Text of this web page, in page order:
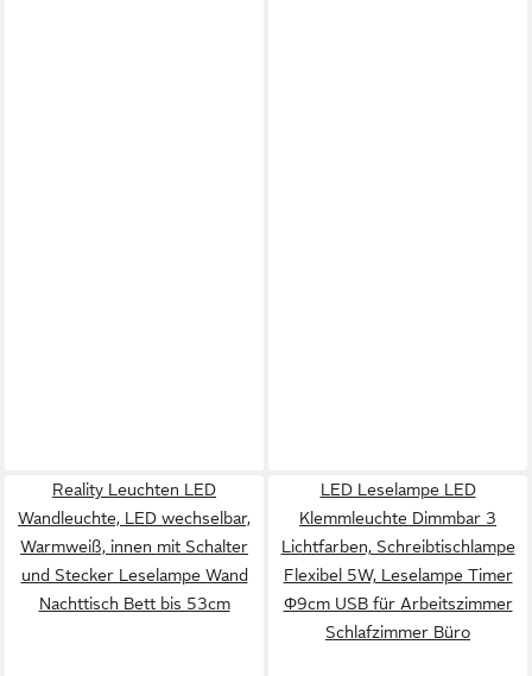
Reality Leuchten LED
Wandleuchte, LED wechselbar,
Warmweiß, innen mit Schalter
und Stecker Leselampe Wand
Nachttisch Bett bis 53cm
LED Leselampe LED
Klemmleuchte Dimmbar 3
Lichtfarben, Schreibtischlampe
Flexibel 5W, Leselampe Timer
Φ9cm USB für Arbeitszimmer
Schlafzimmer Büro